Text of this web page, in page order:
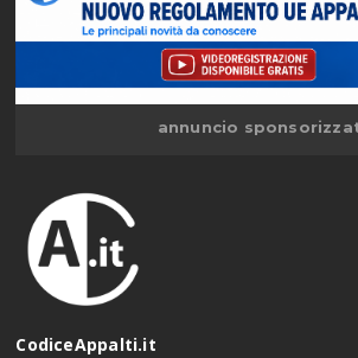
annuncio
CodiceAppalti.it